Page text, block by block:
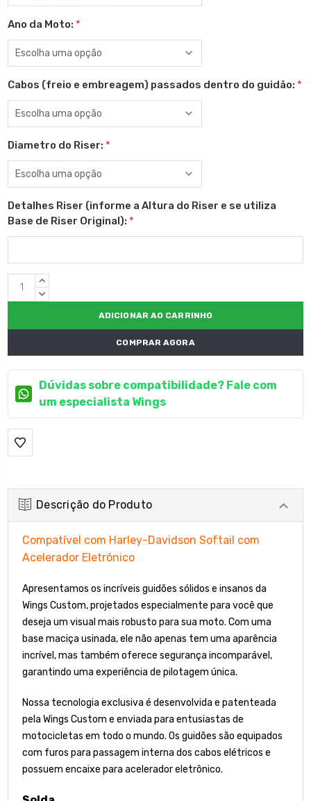
Ano da Moto: *
Cabos (freio e embreagem) passados dentro do guidão: *
Diametro do Riser: *
Detalhes Riser (informe a Altura do Riser e se utiliza
Base de Riser Original): *
EstoqueQUANTIDADE
CRESCENTE:
QUANTIDADE
COMPRAR AGORA
Dúvidas sobre compatibilidade? Fale com
um especialista Wings
Descrição do Produto
Compatível com Harley-Davidson Softail com
Acelerador Eletrônico
Apresentamos os incríveis guidões sólidos e insanos da
Wings Custom, projetados especialmente para você que
deseja um visual mais robusto para sua moto. Com uma
base maciça usinada, ele não apenas tem uma aparência
incrível, mas também oferece segurança incomparável,
garantindo uma experiência de pilotagem única.
Nossa tecnologia exclusiva é desenvolvida e patenteada
pela Wings Custom e enviada para entusiastas de
motocicletas em todo o mundo. Os guidões são equipados
com furos para passagem interna dos cabos elétricos e
possuem encaixe para acelerador eletrônico.